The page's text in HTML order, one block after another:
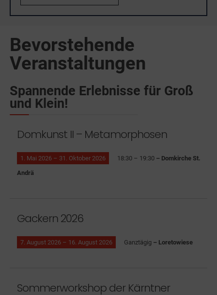
Bevorstehende
Veranstaltungen
Spannende Erlebnisse für Groß
und Klein!
Domkunst II – Metamorphosen
1. Mai 2026 – 31. Oktober 2026 18:30 – 19:30 – Domkirche St.
Andrä
Gackern 2026
7. August 2026 – 16. August 2026 Ganztägig – Loretowiese
Sommerworkshop der Kärntner